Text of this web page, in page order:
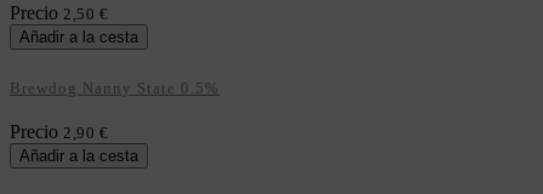
Precio 2,50 €
Añadir a la cesta
Brewdog Nanny State 0.5%
Precio 2,90 €
Añadir a la cesta